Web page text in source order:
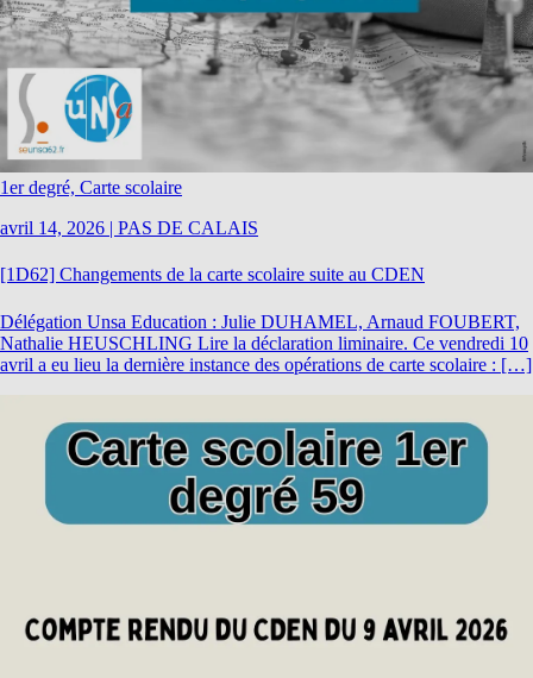
1er degré, Carte scolaire
avril 14, 2026 | PAS DE CALAIS
[1D62] Changements de la carte scolaire suite au CDEN
Délégation Unsa Education : Julie DUHAMEL, Arnaud FOUBERT,
Nathalie HEUSCHLING Lire la déclaration liminaire. Ce vendredi 10
avril a eu lieu la dernière instance des opérations de carte scolaire : […]